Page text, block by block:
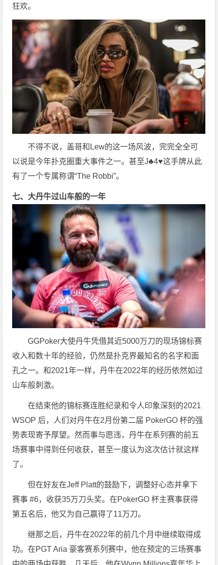
狂欢。
不得不说，盖哥和Lew的这一场风波，完完全全可
以说是今年扑克圈重大事件之一。甚至J♣4♥这手牌从此
有了一个专属称谓“The Robbi”。
七、大丹牛过山车般的一年
GGPoker大使丹牛凭借其近5000万刀的现场锦标赛
收入和数十年的经验，仍然是扑克界最知名的名字和面
孔之一。和2021年一样，丹牛在2022年的经历依然如过
山车般刺激。
在结束他的锦标赛连胜纪录和令人印象深刻的2021
WSOP 后，人们对丹牛在2月份第二届 PokerGO 杯的强
势表现寄予厚望。然而事与愿违，丹牛在系列赛的前五
场赛事中得到任何收获，甚至一度认为这次估计就这样
了。
但在好友在Jeff Platt的鼓励下，调整好心态并拿下
赛事 #6，收获35万刀头奖。在PokerGO 杯主赛事获得
第五名后，他又为自己赢得了11万刀。
继那之后，丹牛在2022年的前几个月中继续取得成
功。在PGT Aria 豪客赛系列赛中，他在预定的三场赛事